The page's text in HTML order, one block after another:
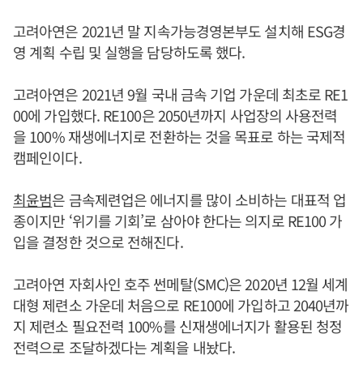
고려아연은 2021년 말 지속가능경영본부도 설치해 ESG경
영 계획 수립 및 실행을 담당하도록 했다.
고려아연은 2021년 9월 국내 금속 기업 가운데 최초로 RE1
00에 가입했다. RE100은 2050년까지 사업장의 사용전력
을 100% 재생에너지로 전환하는 것을 목표로 하는 국제적
캠페인이다.
최윤범은 금속제련업은 에너지를 많이 소비하는 대표적 업
종이지만 ‘위기를 기회’로 삼아야 한다는 의지로 RE100 가
입을 결정한 것으로 전해진다.
고려아연 자회사인 호주 썬메탈(SMC)은 2020년 12월 세계
대형 제련소 가운데 처음으로 RE100에 가입하고 2040년까
지 제련소 필요전력 100%를 신재생에너지가 활용된 청정
전력으로 조달하겠다는 계획을 내놨다.